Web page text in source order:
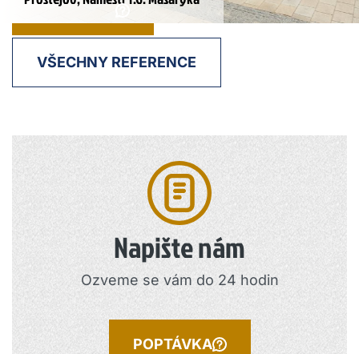
POPTÁVKA
VŠECHNY REFERENCE
Napište nám
Ozveme se vám do 24 hodin
POPTÁVKA